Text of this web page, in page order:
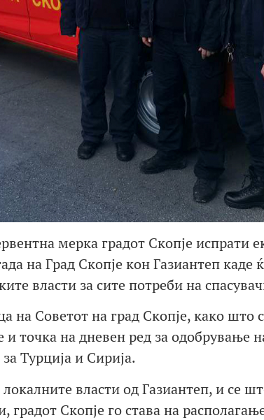
мерка градот Скопје испрати
на Град Скопје кон Газиантеп каде
власти за сите потреби на
на Советот на град Скопје, како што
и точка на дневен ред за одобрување
Турција и Сирија.
власти од Газиантеп, и се
Скопје го става на